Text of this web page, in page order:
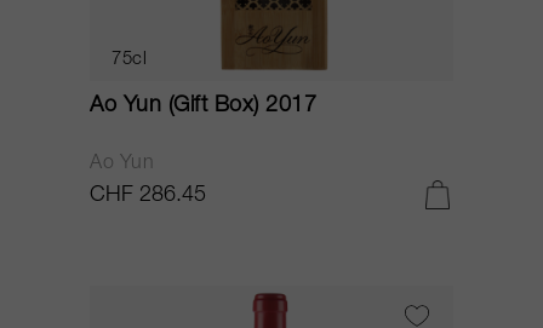
75cl
Ao Yun (Gift Box) 2017
Ao Yun
CHF 286.45